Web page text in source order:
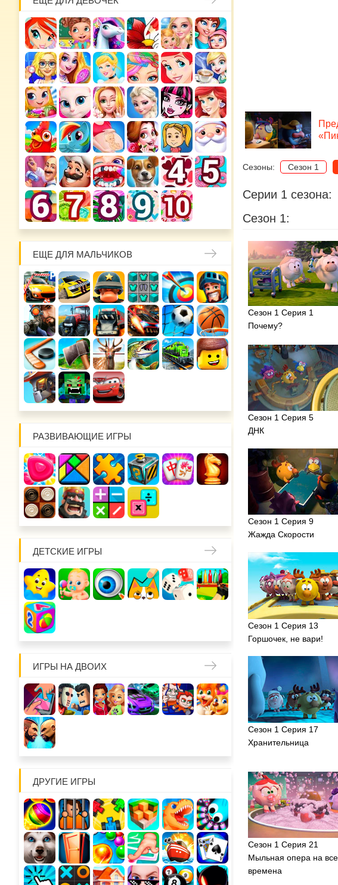
ЕЩЕ ДЛЯ МАЛЬЧИКОВ
РАЗВИВАЮЩИЕ ИГРЫ
ДЕТСКИЕ ИГРЫ
ИГРЫ НА ДВОИХ
ДРУГИЕ ИГРЫ
Сезоны: Сезон 1
Серии 1 сезона:
Сезон 1:
Сезон 1 Серия 1
Почему?
Сезон 1 Серия 5
ДНК
Сезон 1 Серия 9
Жажда Скорости
Сезон 1 Серия 13
Горшочек, не вари!
Сезон 1 Серия 17
Хранительница
Сезон 1 Серия 21
Мыльная опера на все
времена